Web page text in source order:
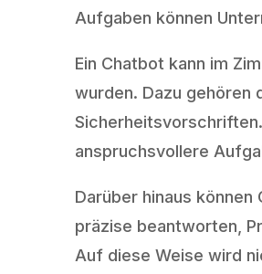
Aufgaben können
Ein Chatbot kann im
wurden. Dazu gehören
anspruchsvollere
Darüber hinaus
präzise beantworten,
Auf diese Weise wird